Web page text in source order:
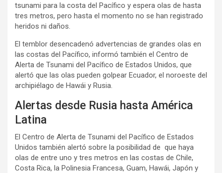
tsunami para la costa del Pacífico y espera olas de hasta
tres metros, pero hasta el momento no se han registrado
heridos ni daños.
El temblor desencadenó advertencias de grandes olas en
las costas del Pacífico, informó también el Centro de
Alerta de Tsunami del Pacífico de Estados Unidos, que
alertó que las olas pueden golpear Ecuador, el noroeste del
archipiélago de Hawái y Rusia.
Alertas desde Rusia hasta América
Latina
El Centro de Alerta de Tsunami del Pacífico de Estados
Unidos también alertó sobre la posibilidad de que haya
olas de entre uno y tres metros en las costas de Chile,
Costa Rica, la Polinesia Francesa, Guam, Hawái, Japón y